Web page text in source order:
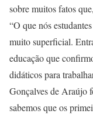
sobre muitos fatos
“O que nós
muito superficial.
educação que
didáticos para
Gonçalves de Araújo
sabemos que os